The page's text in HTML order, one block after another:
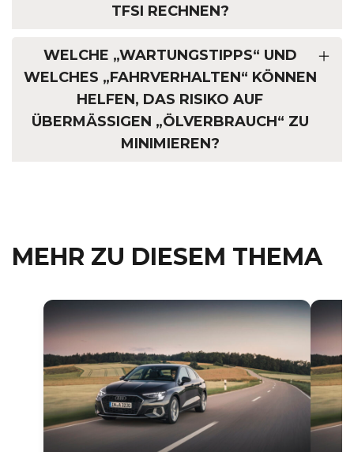
FSI RECHNEN?
WELCHE „WARTUNGSTIPPS“ UND
WELCHES „FAHRVERHALTEN“ KÖNNEN
HELFEN, DAS RISIKO AUF
ÜBERMÄSSIGEN „ÖLVERBRAUCH“ ZU M
INIMIEREN?
MEHR ZU DIESEM THEMA